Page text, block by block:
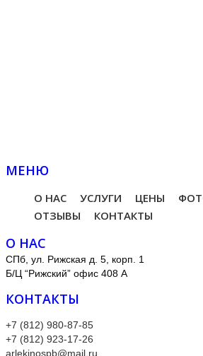
МЕНЮ
О НАС УСЛУГИ ЦЕНЫ
ОТЗЫВЫ
КОНТАКТЫ
О НАС
СПб, ул. Рижская д. 5, корп. 1
Б/Ц “Рижский” офис 408 А
КОНТАКТЫ
+7 (812) 980-87-85
+7 (812) 923-17-26
arlekinospb@mail.ru